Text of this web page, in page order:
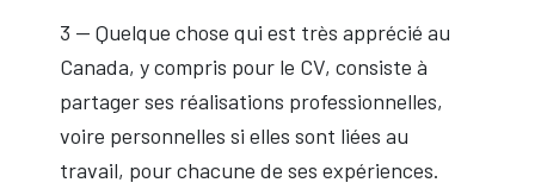
3 — Quelque chose qui est très apprécié au
Canada, y compris pour le CV, consiste à
partager ses réalisations professionnelles,
voire personnelles si elles sont liées au
travail, pour chacune de ses expériences.